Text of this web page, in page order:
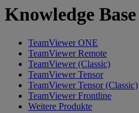
Knowledge Base
TeamViewer ONE
TeamViewer Remote
TeamViewer (Classic)
TeamViewer Tensor
TeamViewer Tensor (Classic)
TeamViewer Frontline
Weitere Produkte